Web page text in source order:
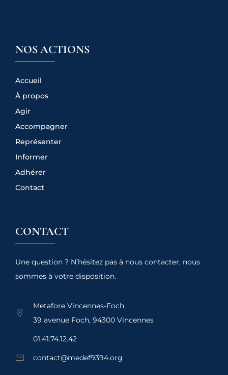
NOS ACTIONS
Accueil
À propos
Agir
Accompagner
Représenter
Informer
Adhérer
Contact
CONTACT
Une question ? N’hésitez pas à nous contacter, nous
sommes à votre disposition.
Metafore Vincennes-Foch
39 avenue Foch, 94300 Vincennes
01.41.74.12.42
contact@medef9394.org